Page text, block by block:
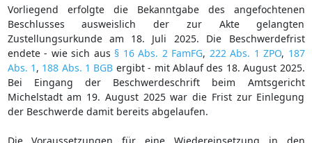
Vorliegend erfolgte die Bekanntgabe des angefochtenen
Beschlusses ausweislich der zur Akte gelangten
Zustellungsurkunde am 18. Juli 2025. Die Beschwerdefrist
endete - wie sich aus § 16 Abs. 2 FamFG, 222 Abs. 1 ZPO, 187
Abs. 1 , 188 Abs. 1 BGB ergibt - mit Ablauf des 18. August 2025.
Bei Eingang der Beschwerdeschrift beim Amtsgericht
Michelstadt am 19. August 2025 war die Frist zur Einlegung
der Beschwerde damit bereits abgelaufen.
Die Voraussetzungen für eine Wiedereinsetzung in den